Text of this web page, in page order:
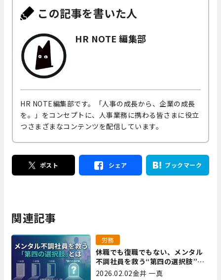
この記事を書いた人
HR NOTE 編集部
HR NOTE編集部です。「人事の成長から、企業の成長
を。」をコンセプトに、人事業務に携わる皆さまに役立
つさまざまなコンテンツを配信しています。
ポスト シェア ブックマーク
関連記事
休職でも復職でもない、メンタル
不調社員を救う“第四の選択肢”と
は｜全国障害年金パートナーズ 宮
労務
2026.02.02金井 一真